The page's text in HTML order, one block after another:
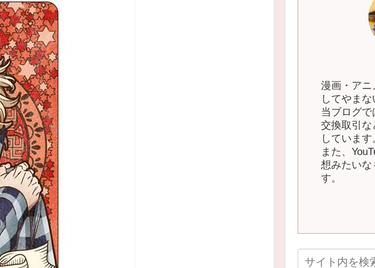
漫画・アニ
してやまな
当ブログ
交換取引な
しています
また、
想みたいな
す。